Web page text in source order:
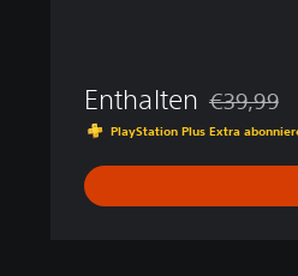
Enthalten €39,99
PlayStation Plus Extra